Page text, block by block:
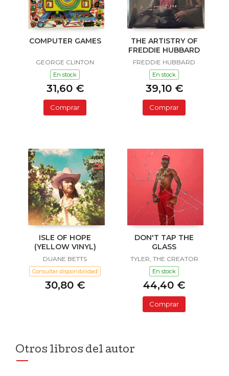
COMPUTER GAMES
GEORGE CLINTON
En stock
31,60 €
Comprar
THE ARTISTRY OF
FREDDIE HUBBARD
FREDDIE HUBBARD
En stock
39,10 €
Comprar
ISLE OF HOPE
(YELLOW VINYL)
DUANE BETTS
Consultar disponibilidad
30,80 €
DON'T TAP THE
GLASS
TYLER, THE CREATOR
En stock
44,40 €
Comprar
Otros libros del autor